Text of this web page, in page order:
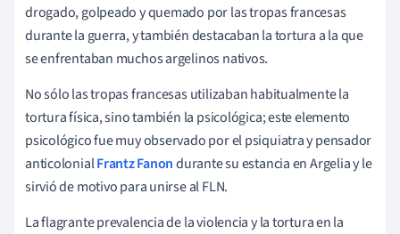
drogado, golpeado y quemado por las tropas francesas
durante la guerra, y también destacaban la tortura a la que
se enfrentaban muchos argelinos nativos.
No sólo las tropas francesas utilizaban habitualmente la
tortura física, sino también la psicológica; este elemento
psicológico fue muy observado por el psiquiatra y pensador
anticolonialFrantz Fanondurante su estancia en Argelia y le
sirvió de motivo para unirse al FLN.
La flagrante prevalencia de la violencia y la tortura en la